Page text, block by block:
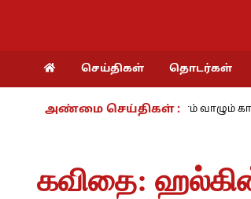
செய்திகள் தொடர்கள்
அண்மை செய்திகள் :
பயங்கரம் - அ.ராமசாமி நாம் வாழும் காலம்
கவிதை: ஹல்கின்